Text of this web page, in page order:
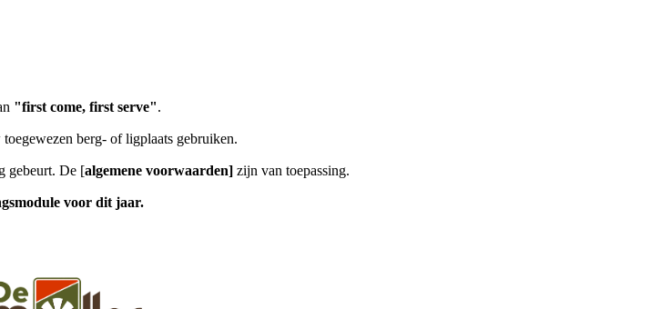
"first come, first serve".
berg- of ligplaats gebruiken.
gebeurt. De [algemene voorwaarden] zijn van toepassing.
voor dit jaar.